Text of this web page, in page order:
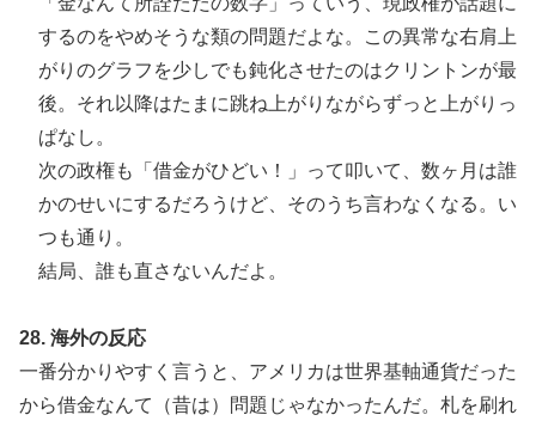
するのをやめそうな類の問題だよな。この異常な右肩上
がりのグラフを少しでも鈍化させたのはクリントンが最
後。それ以降はたまに跳ね上がりながらずっと上がりっ
ぱなし。
次の政権も「借金がひどい！」って叩いて、数ヶ月は誰
かのせいにするだろうけど、そのうち言わなくなる。い
つも通り。
結局、誰も直さないんだよ。
28. 海外の反応
一番分かりやすく言うと、アメリカは世界基軸通貨だった
から借金なんて（昔は）問題じゃなかったんだ。札を刷れ